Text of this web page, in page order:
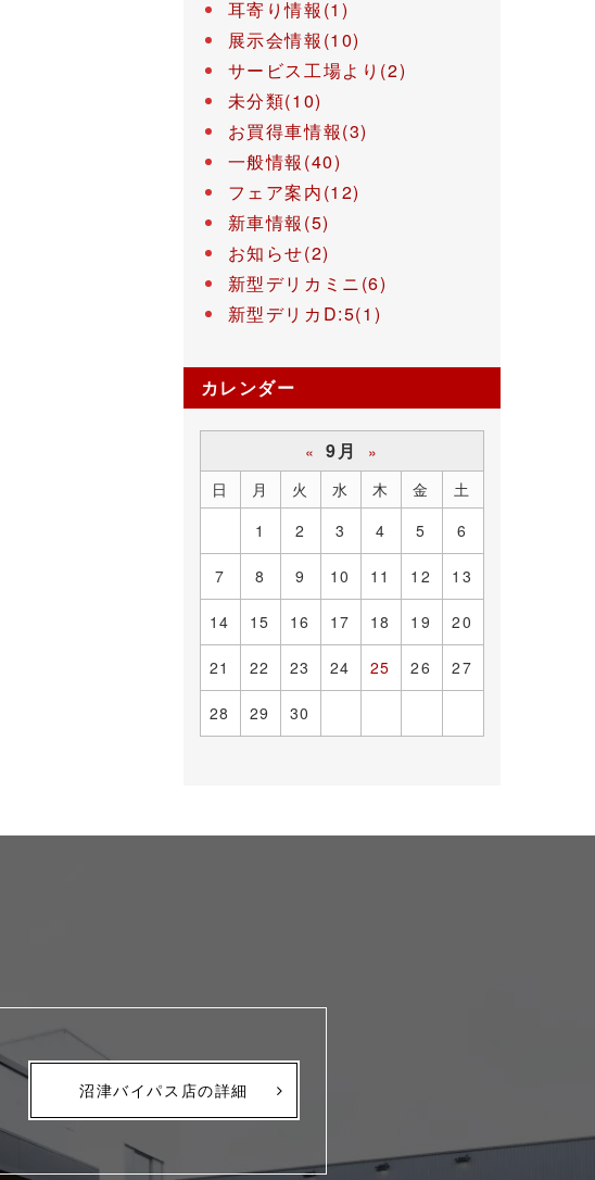
耳寄り情報(1)
展示会情報(10)
サービス工場より(2)
未分類(10)
お買得車情報(3)
一般情報(40)
フェア案内(12)
新車情報(5)
お知らせ(2)
新型デリカミニ(6)
新型デリカD:5(1)
カレンダー
« 9月
»
日
月 火 水 木 金
土
1
2 3 4 5 6
7 8 9 10 11 12 13
14 15 16 17 18 19 20
21 22 23 24 25 26 27
28 29 30
沼津バイパス店の詳細